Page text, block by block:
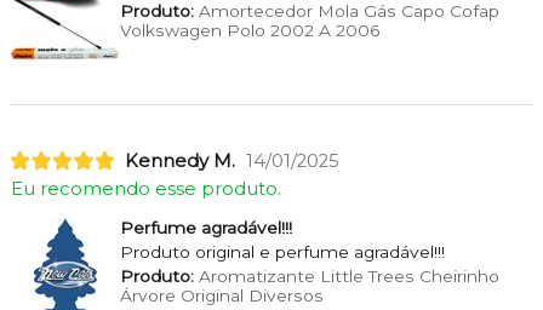
Produto:Amortecedor Mola Gás Capo Cofap
Volkswagen Polo 2002 A 2006
Kennedy M. 14/01/2025
Eu recomendo esse produto.
Perfume agradável!!!
Produto original e perfume agradável!!!
Produto:Aromatizante Little Trees Cheirinho
Árvore Original Diversos